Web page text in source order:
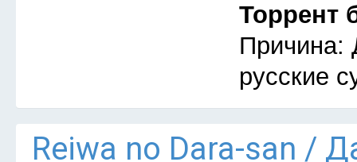
Торрент
Причина:
русские
Reiwa no Dara-san /